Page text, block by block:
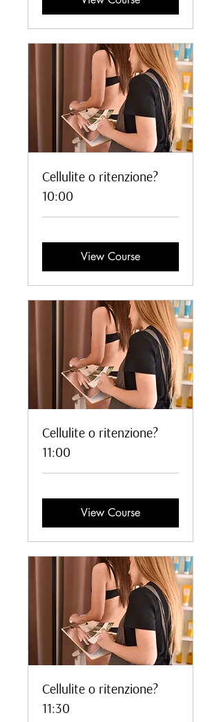
Cellulite o ritenzione?
10:00
View Course
Cellulite o ritenzione?
11:00
View Course
Cellulite o ritenzione?
11:30